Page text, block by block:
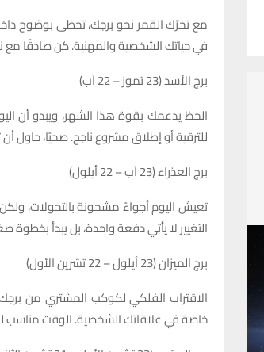
مع تحرّك القمر نحو برجك، تحظى بوضوح
في حياتك الشخصية والمهنية. كن صادقًا
برج الأسد (23 تموز – 22 آب)
الحظ يدعمك بقوة هذا الشهر، ويبدو أن
للترقية أو إطلاق مشروع ناجح. صحيًا، حاول
برج العذراء (23 آب – 22 أيلول)
تعيش اليوم أجواءً مشحونة بالتحولات،
التغيير لا يأتي دفعة واحدة، بل يبدأ
برج الميزان (23 أيلول – 22 تشرين الأول)
الاقتراب الفلكي لكوكب المشتري من برجك
خاصة في علاقاتك الشخصية. الوقت